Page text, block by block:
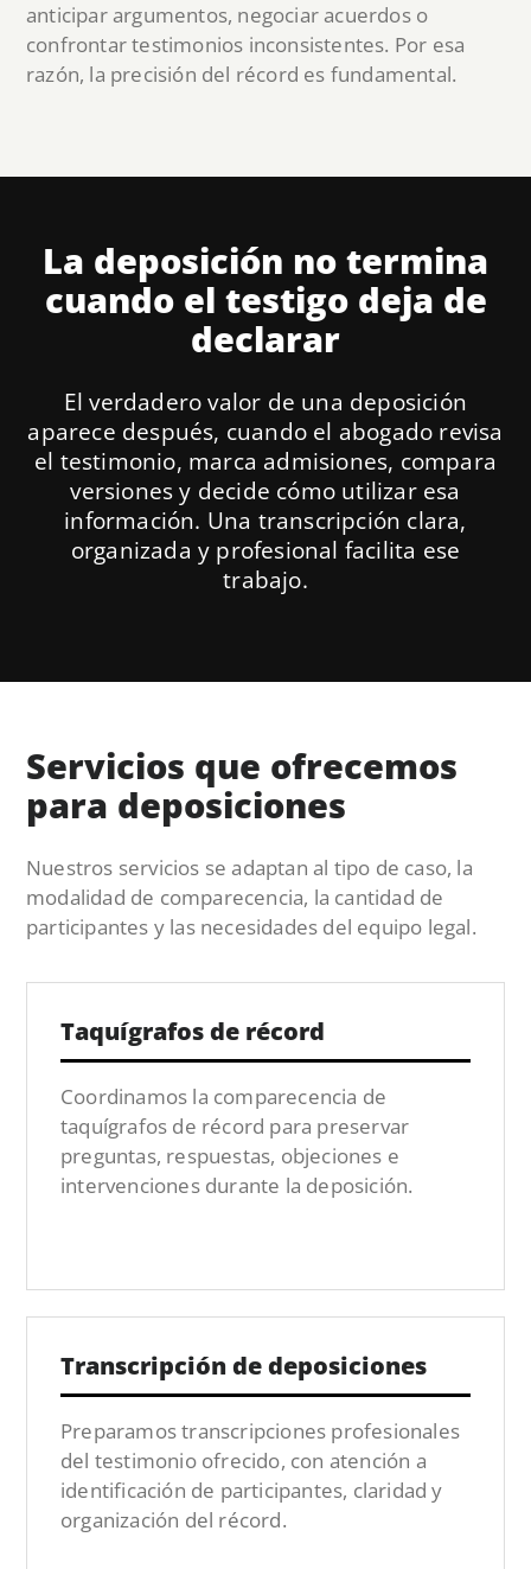
anticipar argumentos, negociar acuerdos o
confrontar testimonios inconsistentes. Por esa
razón, la precisión del récord es fundamental.
La deposición no termina
cuando el testigo deja de
declarar
El verdadero valor de una deposición
aparece después, cuando el abogado revisa
el testimonio, marca admisiones, compara
versiones y decide cómo utilizar esa
información. Una transcripción clara,
organizada y profesional facilita ese
trabajo.
Servicios que ofrecemos
para deposiciones
Nuestros servicios se adaptan al tipo de caso, la
modalidad de comparecencia, la cantidad de
participantes y las necesidades del equipo legal.
Taquígrafos de récord
Coordinamos la comparecencia de
taquígrafos de récord para preservar
preguntas, respuestas, objeciones e
intervenciones durante la deposición.
Transcripción de deposiciones
Preparamos transcripciones profesionales
del testimonio ofrecido, con atención a
identificación de participantes, claridad y
organización del récord.